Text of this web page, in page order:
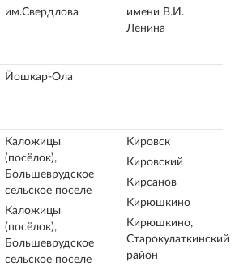
им.Свердлова
имени В.И.
Ленина
Йошкар-Ола
Каложицы
(посёлок),
Большеврудское
сельское поселе
Каложицы
(посёлок),
Большеврудское
сельское поселе
Кировск
Кировский
Кирсанов
Кирюшкино
Кирюшкино,
Старокулаткинский
район